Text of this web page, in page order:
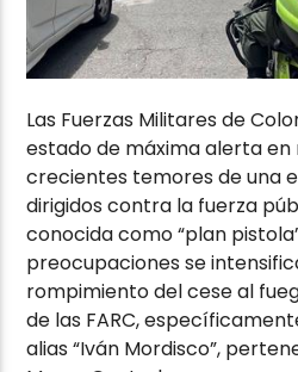
Las Fuerzas Militares de
estado de máxima alerta en
crecientes temores de una
dirigidos contra la fuerza
conocida como “plan
preocupaciones se
rompimiento del cese al
de las FARC,
alias “Iván Mordisco”,